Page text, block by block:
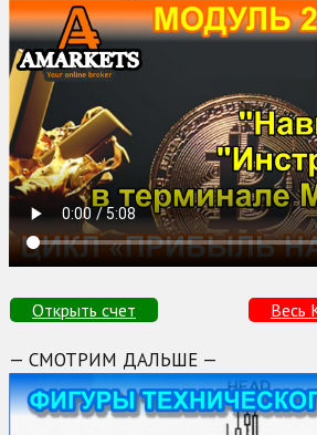
Открыть счет Весь
— СМОТРИМ ДАЛЬШЕ —